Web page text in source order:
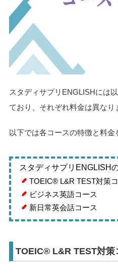
スタディサプリENGLISHには
ており、それぞれ料金は異なり
以下では各コースの特徴と料金
スタディサプリENGLISH
TOEIC® L&R TEST対策
ビジネス英語コース
新日常英会話コース
TOEIC® L&R TEST対策